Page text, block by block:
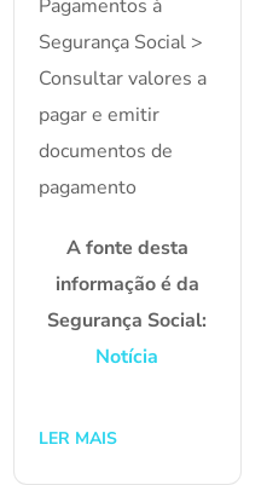
Pagamentos à
Segurança Social >
Consultar valores a
pagar e emitir
documentos de
pagamento
A fonte desta
informação é da
Segurança Social:
Notícia
LER MAIS